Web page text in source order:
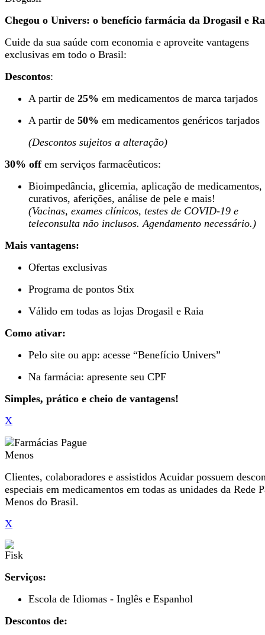
Chegou o Univers: o benefício farmácia da Drogasil e
Cuide da sua saúde com economia e aproveite vantagens
exclusivas em todo o Brasil:
Descontos:
A partir de 25% em medicamentos de marca tarjados
A partir de 50% em medicamentos genéricos tarjados
(Descontos sujeitos a alteração)
30% offem serviços farmacêuticos:
Bioimpedância, glicemia, aplicação de medicamentos,
curativos, aferições, análise de pele e mais!
(Vacinas, exames clínicos, testes de COVID-19 e
teleconsulta não inclusos. Agendamento necessário.)
Mais vantagens:
Ofertas exclusivas
Programa de pontos Stix
Válido em todas as lojas Drogasil e Raia
Como ativar:
Pelo site ou app: acesse “Benefício Univers”
Na farmácia: apresente seu CPF
Simples, prático e cheio de vantagens!
X
Clientes, colaboradores e assistidos Acuidar possuem
especiais em medicamentos em todas as unidades da Rede
Menos do Brasil.
X
Serviços:
Escola de Idiomas - Inglês e Espanhol
Descontos de: